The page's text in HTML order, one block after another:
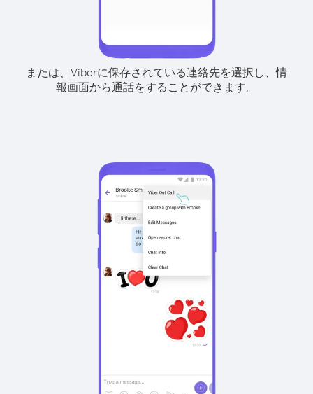
または、Viberに保存されている連絡先を選択し、情
報画面から通話をすることができます。